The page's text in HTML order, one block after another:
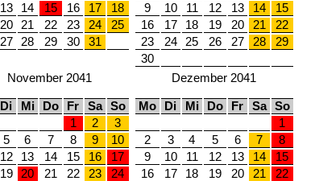
13 14 15 16 17
18
20 21 22 23 24
25
27 28 29 30 31
9
10 11 12 13 14
15
16
17 18 19 20 21
22
23
24 25 26 27 28
29
30
November 2041
Di Mi Do Fr Sa
So
1
2
3
5 6 7 8 9
10
12 13 14 15 16
17
19 20 21 22 23 24
Dezember 2041
Mo Di Mi Do Fr Sa
So
1
2
3 4 5 6 7
8
9
10 11 12 13 14
15
16
17 18 19 20 21 22